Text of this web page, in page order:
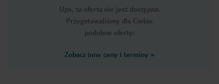
Ups, ta oferta nie jest dostępna.
Przygotowaliśmy dla Ciebie
podobne oferty:
Zobacz inne ceny i terminy »